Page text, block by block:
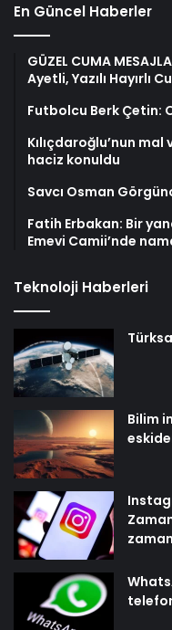
En Güncel Haberler
GÜZEL CUMA
Ayetli, Yazılı Hayırlı
Futbolcu Berk Çetin:
Kılıçdaroğlu’nun
haciz konuldu
Savcı Osman
Fatih Erbakan: Bir
Emevi Camii’nde
Teknoloji Haberleri
Bilim